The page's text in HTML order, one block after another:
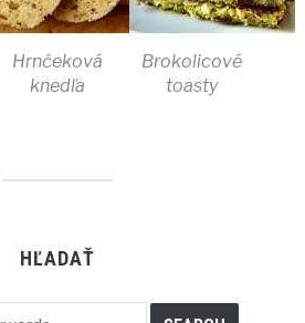
Hrnčeková
knedľa
Brokolicové
toasty
HĽADAŤ